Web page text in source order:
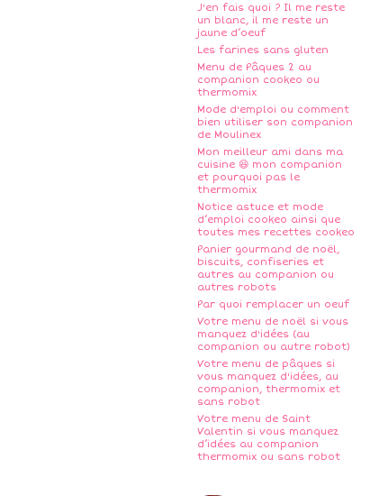
J'en fais quoi ? Il me reste
un blanc, il me reste un
jaune d’oeuf
Les farines sans gluten
Menu de Pâques 2 au
companion cookeo ou
thermomix
Mode d'emploi ou comment
bien utiliser son companion
de Moulinex
Mon meilleur ami dans ma
cuisine 😆 mon companion
et pourquoi pas le
thermomix
Notice astuce et mode
d’emploi cookeo ainsi que
toutes mes recettes cookeo
Panier gourmand de noël,
biscuits, confiseries et
autres au companion ou
autres robots
Par quoi remplacer un oeuf
Votre menu de noël si vous
manquez d'idées (au
companion ou autre robot)
Votre menu de pâques si
vous manquez d'idées, au
companion, thermomix et
sans robot
Votre menu de Saint
Valentin si vous manquez
d’idées au companion
thermomix ou sans robot